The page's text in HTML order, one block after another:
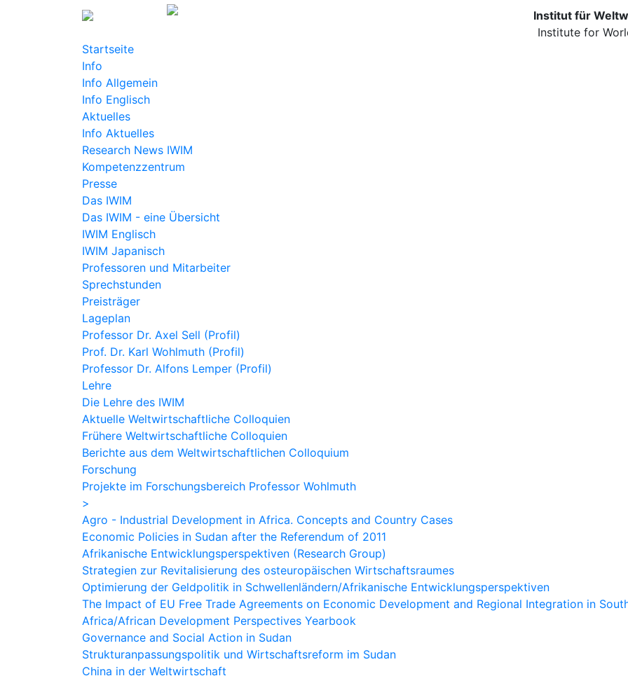
Institut für
Institute for
Startseite
Info
Info Allgemein
Info Englisch
Aktuelles
Info Aktuelles
Research News IWIM
Kompetenzzentrum
Presse
Das IWIM
Das IWIM - eine Übersicht
IWIM Englisch
IWIM Japanisch
Professoren und Mitarbeiter
Sprechstunden
Preisträger
Lageplan
Professor Dr. Axel Sell (Profil)
Prof. Dr. Karl Wohlmuth (Profil)
Professor Dr. Alfons Lemper (Profil)
Lehre
Die Lehre des IWIM
Aktuelle Weltwirtschaftliche Colloquien
Frühere Weltwirtschaftliche Colloquien
Berichte aus dem Weltwirtschaftlichen Colloquium
Forschung
Projekte im Forschungsbereich Professor Wohlmuth
>
Agro - Industrial Development in Africa. Concepts and Country Cases
Economic Policies in Sudan after the Referendum of 2011
Afrikanische Entwicklungsperspektiven (Research Group)
Strategien zur Revitalisierung des osteuropäischen Wirtschaftsraumes
Optimierung der Geldpolitik in Schwellenländern/Afrikanische Entwicklungsperspektiven
The Impact of EU Free Trade Agreements on Economic Development and Regional Integration in
Africa/African Development Perspectives Yearbook
Governance and Social Action in Sudan
Strukturanpassungspolitik und Wirtschaftsreform im Sudan
China in der Weltwirtschaft